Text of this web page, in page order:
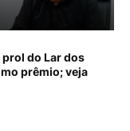
prol do Lar dos
prêmio; veja